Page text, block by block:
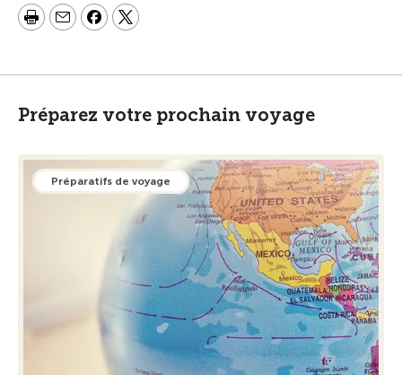
Préparez votre prochain voyage
Préparatifs de voyage